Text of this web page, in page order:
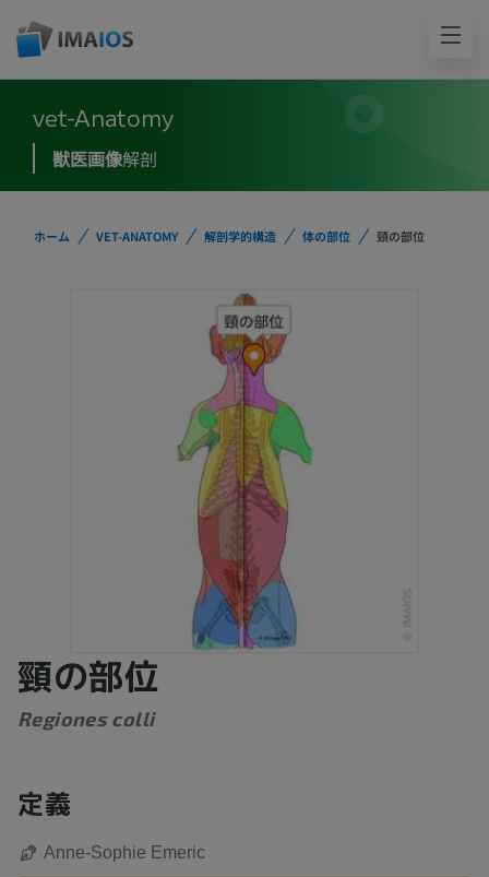
vet-Anatomy
獣医画像解剖
ホーム VET-ANATOMY 解剖学的構造 体の部位 頸の部位
頸の部位
Regiones colli
定義
Anne-Sophie Emeric